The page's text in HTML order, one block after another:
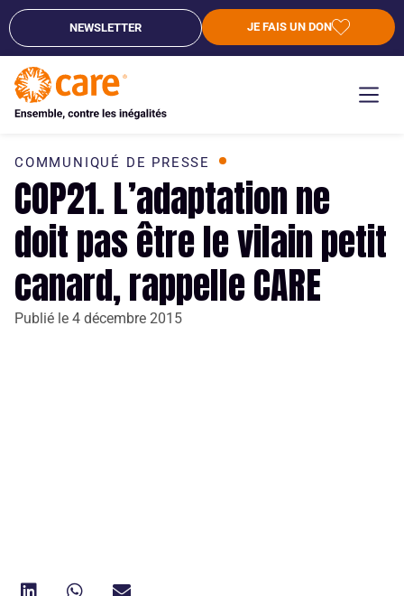
NEWSLETTER JE FAIS UN DON
COMMUNIQUÉ DE PRESSE
COP21. L’adaptation ne
doit pas être le vilain petit
canard, rappelle CARE
Publié le 4 décembre 2015